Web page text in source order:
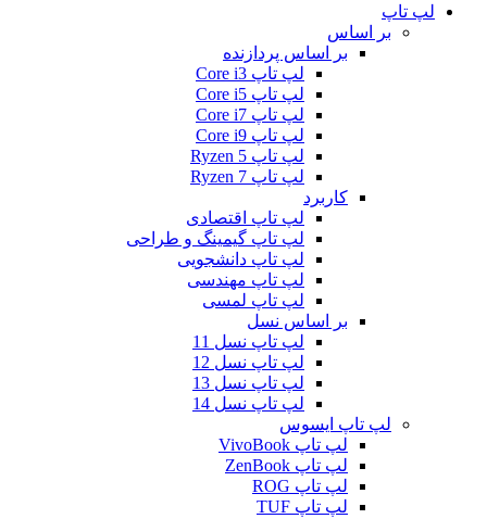
لپ تاپ
بر اساس
بر اساس پردازنده
لپ تاپ Core i3
لپ تاپ Core i5
لپ تاپ Core i7
لپ تاپ Core i9
لپ تاپ Ryzen 5
لپ تاپ Ryzen 7
کاربرد
لپ تاپ اقتصادی
لپ تاپ گیمینگ و طراحی
لپ تاپ دانشجویی
لپ تاپ مهندسی
لپ تاپ لمسی
بر اساس نسل
لپ تاپ نسل 11
لپ تاپ نسل 12
لپ تاپ نسل 13
لپ تاپ نسل 14
لپ تاپ ایسوس
لپ تاپ VivoBook
لپ تاپ ZenBook
لپ تاپ ROG
لپ تاپ TUF